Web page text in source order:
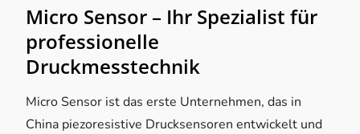
Micro Sensor – Ihr Spezialist für
professionelle
Druckmesstechnik
Micro Sensor ist das erste Unternehmen, das in
China piezoresistive Drucksensoren entwickelt und